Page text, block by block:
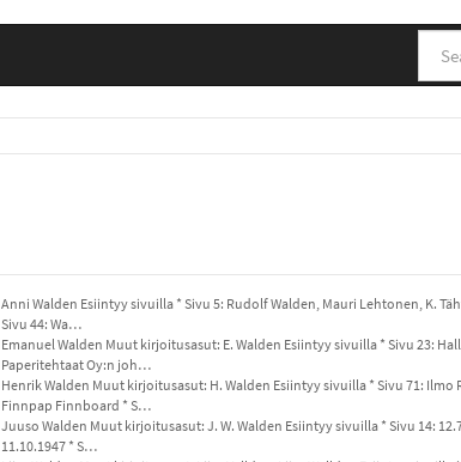
Anni Walden Esiintyy sivuilla * Sivu 5: Rudolf Walden, Mauri Lehtonen, K.
Sivu 44: Wa…
Emanuel Walden Muut kirjoitusasut: E. Walden Esiintyy sivuilla * Sivu 23:
Paperitehtaat Oy:n joh…
Henrik Walden Muut kirjoitusasut: H. Walden Esiintyy sivuilla * Sivu 71: Ilmo
Finnpap Finnboard * S…
Juuso Walden Muut kirjoitusasut: J. W. Walden Esiintyy sivuilla * Sivu 14:
11.10.1947 * S…